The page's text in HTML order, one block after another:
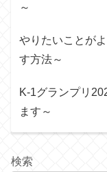
～
やりたいことが
す方法～
K-1グランプリ
ます～
検索